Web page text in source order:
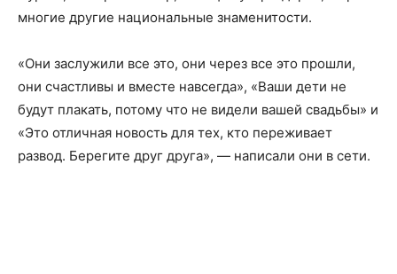
многие другие национальные знаменитости.
«Они заслужили все это, они через все это прошли,
они счастливы и вместе навсегда», «Ваши дети не
будут плакать, потому что не видели вашей свадьбы» и
«Это отличная новость для тех, кто переживает
развод. Берегите друг друга», — написали они в сети.